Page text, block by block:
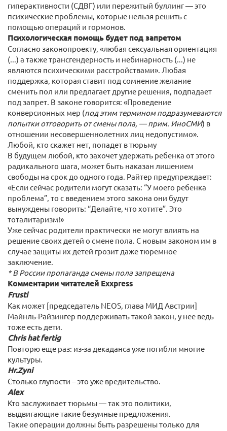
гиперактивности (СДВГ) или пережитый буллинг — это
психические проблемы, которые нельзя решить с
помощью операций и гормонов.
Психологическая помощь будет под запретом
Согласно законопроекту, «любая сексуальная ориентация
(...) а также трансгендерность и небинарность (...) не
являются психическими расстройствами». Любая
поддержка, которая ставит под сомнение желание
сменить пол или предлагает другие решения, подпадает
под запрет. В законе говорится: «Проведение
конверсионных мер (под этим термином подразумеваются
попытки отговорить от смены пола, — прим. ИноСМИ) в
отношении несовершеннолетних лиц недопустимо».
Любой, кто скажет нет, попадет в тюрьму
В будущем любой, кто захочет удержать ребенка от этого
радикального шага, может быть наказан лишением
свободы на срок до одного года. Райтер предупреждает:
«Если сейчас родители могут сказать: “У моего ребенка
проблема”, то с введением этого закона они будут
вынуждены говорить: “Делайте, что хотите”. Это
тоталитаризм!»
Уже сейчас родители практически не могут влиять на
решение своих детей о смене пола. С новым законом им в
случае защиты их детей грозит даже тюремное
заключение.
* В России пропаганда смены пола запрещена
Комментарии читателей Exxpress
Frusti
Как может [председатель NEOS, глава МИД Австрии]
Майнль-Райзингер поддерживать такой закон, у нее ведь
тоже есть дети.
Chris hat fertig
Повторю еще раз: из-за декаданса уже погибли многие
культуры.
Hr.Zyni
Столько глупости – это уже вредительство.
Alex
Кто заслуживает тюрьмы — так это политики,
выдвигающие такие безумные предложения.
Такие операции должны быть разрешены только для